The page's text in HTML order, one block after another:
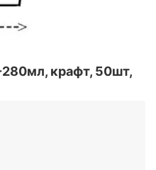
крафт, 50шт,